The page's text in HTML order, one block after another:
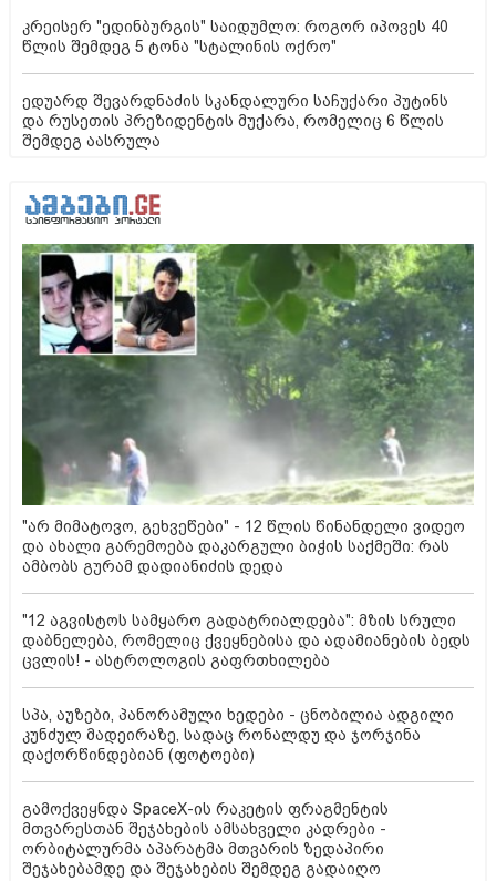
კრეისერ "ედინბურგის" საიდუმლო: როგორ იპოვეს 40
წლის შემდეგ 5 ტონა "სტალინის ოქრო"
ედუარდ შევარდნაძის სკანდალური საჩუქარი პუტინს
და რუსეთის პრეზიდენტის მუქარა, რომელიც 6 წლის
შემდეგ აასრულა
"არ მიმატოვო, გეხვეწები" - 12 წლის წინანდელი ვიდეო
და ახალი გარემოება დაკარგული ბიჭის საქმეში: რას
ამბობს გურამ დადიანიძის დედა
"12 აგვისტოს სამყარო გადატრიალდება": მზის სრული
დაბნელება, რომელიც ქვეყნებისა და ადამიანების ბედს
ცვლის! - ასტროლოგის გაფრთხილება
სპა, აუზები, პანორამული ხედები - ცნობილია ადგილი
კუნძულ მადეირაზე, სადაც რონალდუ და ჯორჯინა
დაქორწინდებიან (ფოტოები)
გამოქვეყნდა SpaceX-ის რაკეტის ფრაგმენტის
მთვარესთან შეჯახების ამსახველი კადრები -
ორბიტალურმა აპარატმა მთვარის ზედაპირი
შეჯახებამდე და შეჯახების შემდეგ გადაიღო